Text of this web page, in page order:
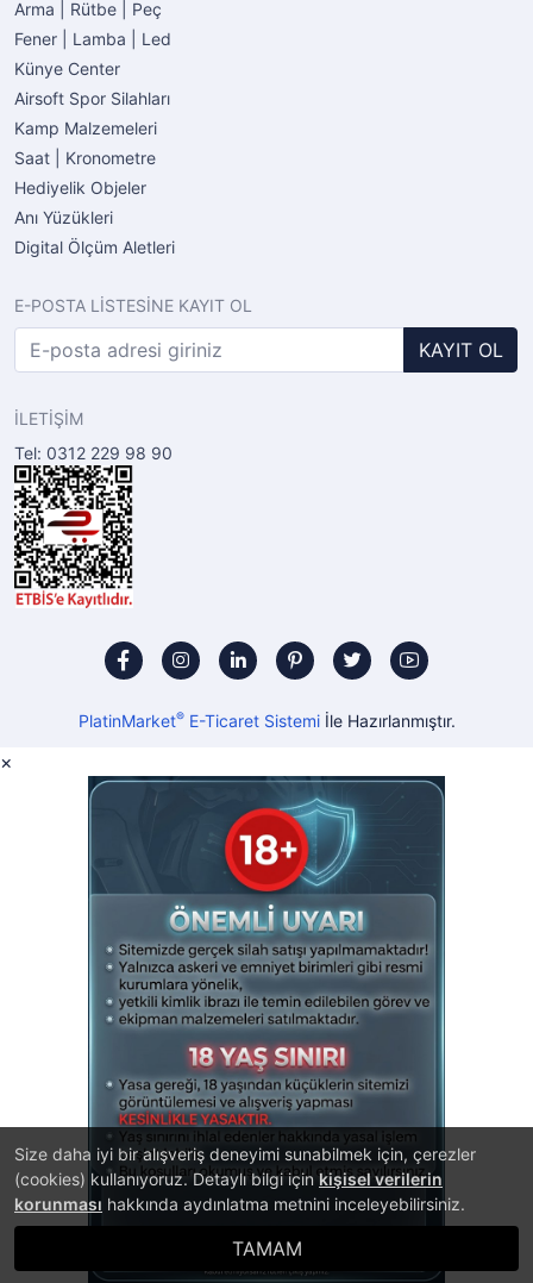
Size daha iyi bir alışveriş deneyimi sunabilmek için, çerezler
(cookies) kullanıyoruz. Detaylı bilgi için kişisel verilerin
korunması hakkında aydınlatma metnini inceleyebilirsiniz.
TAMAM
Arma | Rütbe | Peç
Fener | Lamba | Led
Künye Center
Airsoft Spor Silahları
Kamp Malzemeleri
Saat | Kronometre
Hediyelik Objeler
Anı Yüzükleri
Digital Ölçüm Aletleri
E-POSTA LİSTESİNE KAYIT OL
KAYIT OL
İLETİŞİM
Tel: 0312 229 98 90
PlatinMarket®E-Ticaret Sistemiİle Hazırlanmıştır.
×